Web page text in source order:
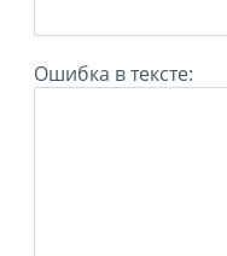
Ошибка в тексте: